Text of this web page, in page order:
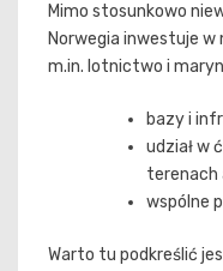
Mimo stosunkowo
Norwegia inwestuje
m.in. lotnictwo i
bazy i
udział w
terenach
wspólne
Warto tu podkreślić